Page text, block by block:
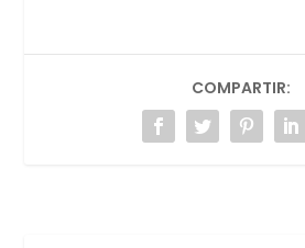
COMPARTIR: